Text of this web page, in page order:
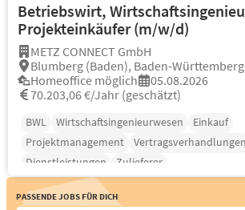
Betriebswirt,
Projekteinkäufer (m/w/d)
METZ CONNECT GmbH
Blumberg (Baden), Baden-Württemberg
Homeoffice möglich
05.08.2026
70.203,06 €/Jahr (geschätzt)
BWL Wirtschaftsingenieurwesen
Einkauf
Projektmanagement
Vertragsverhandlungen
Dienstleistungen
Zulieferer
Passende Jobs für Dich